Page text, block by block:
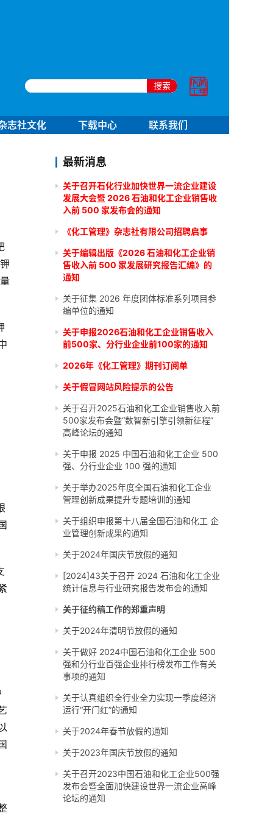
搜索
志社文化 下载中心 联系我们
最新消息
关于召开石化行业加快世界一流企业建设
发展大会暨 2026 石油和化工企业销售收
入前 500 家发布会的通知
《化工管理》杂志社有限公司招聘启事
关于编辑出版《2026 石油和化工企业销
售收入前 500 家发展研究报告汇编》的
通知
关于征集 2026 年度团体标准系列项目参
编单位的通知
关于申报2026石油和化工企业销售收入
前500家、分行业企业前100家的通知
2026年《化工管理》期刊订阅单
关于假冒网站风险提示的公告
关于召开2025石油和化工企业销售收入前
500家发布会暨“数智新引擎引领新征程”
高峰论坛的通知
关于申报 2025 中国石油和化工企业 500
强、分行业企业 100 强的通知
关于举办2025年度全国石油和化工企业
管理创新成果提升专题培训的通知
关于组织申报第十八届全国石油和化工 企
业管理创新成果的通知
关于2024年国庆节放假的通知
[2024]43关于召开 2024 石油和化工企业
统计信息与行业研究报告发布会的通知
关于征约稿工作的郑重声明
关于2024年清明节放假的通知
关于做好 2024中国石油和化工企业 500
强和分行业百强企业排行榜发布工作有关
事项的通知
关于认真组织全行业全力实现一季度经济
运行“开门红”的通知
关于2024年春节放假的通知
关于2023年国庆节放假的通知
关于召开2023中国石油和化工企业500强
发布会暨全面加快建设世界一流企业高峰
论坛的通知